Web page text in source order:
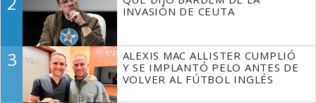
TIENE QUE HACER"
INVASIÓN DE CEUTA
3
ALEXIS MAC ALLISTER CUMPLIÓ
Y SE IMPLANTÓ PELO ANTES DE
VOLVER AL FÚTBOL INGLÉS